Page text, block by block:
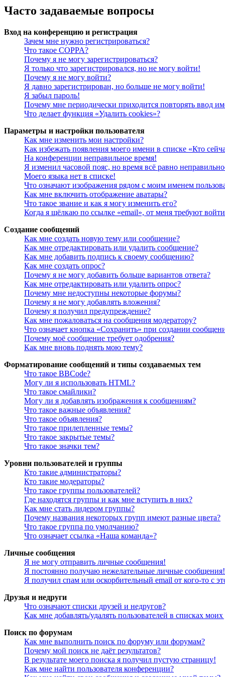
Часто задаваемые вопросы
Вход на конференцию и регистрация
Зачем мне нужно регистрироваться?
Что такое COPPA?
Почему я не могу зарегистрироваться?
Я только что зарегистрировался, но не могу войти!
Почему я не могу войти?
Я давно зарегистрирован, но больше не могу войти!
Я забыл пароль!
Почему мне периодически приходится повторять ввод
Что делает функция «Удалить cookies»?
Параметры и настройки пользователя
Как мне изменить мои настройки?
Как избежать появления моего имени в списке «Кто
На конференции неправильное время!
Я изменил часовой пояс, но время всё равно
Моего языка нет в списке!
Что означают изображения рядом с моим именем
Как мне включить отображение аватары?
Что такое звание и как я могу изменить его?
Когда я щёлкаю по ссылке «email», от меня требуют
Создание сообщений
Как мне создать новую тему или сообщение?
Как мне отредактировать или удалить сообщение?
Как мне добавить подпись к своему сообщению?
Как мне создать опрос?
Почему я не могу добавить больше вариантов ответа?
Как мне отредактировать или удалить опрос?
Почему мне недоступны некоторые форумы?
Почему я не могу добавлять вложения?
Почему я получил предупреждение?
Как мне пожаловаться на сообщения модератору?
Что означает кнопка «Сохранить» при создании
Почему моё сообщение требует одобрения?
Как мне вновь поднять мою тему?
Форматирование сообщений и типы создаваемых тем
Что такое BBCode?
Могу ли я использовать HTML?
Что такое смайлики?
Могу ли я добавлять изображения к сообщениям?
Что такое важные объявления?
Что такое объявления?
Что такое прилепленные темы?
Что такое закрытые темы?
Что такое значки тем?
Уровни пользователей и группы
Кто такие администраторы?
Кто такие модераторы?
Что такое группы пользователей?
Где находятся группы и как мне вступить в них?
Как мне стать лидером группы?
Почему названия некоторых групп имеют разные цвета?
Что такое группа по умолчанию?
Что означает ссылка «Наша команда»?
Личные сообщения
Я не могу отправить личные сообщения!
Я постоянно получаю нежелательные личные сообщения!
Я получил спам или оскорбительный email от кого-то с
Друзья и недруги
Что означают списки друзей и недругов?
Как мне добавлять/удалять пользователей в списках
Поиск по форумам
Как мне выполнить поиск по форуму или форумам?
Почему мой поиск не даёт результатов?
В результате моего поиска я получил пустую страницу!
Как мне найти пользователя конференции?